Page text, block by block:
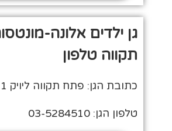
גן ילדים אלונה-
תקווה טלפון
כתובת הגן: פתח תקווה ליויק 1
טלפון הגן: 03-5284510